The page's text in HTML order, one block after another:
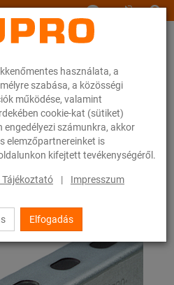
használata, a
szabása, a közösségi
működése, valamint
cookie-kat (sütiket)
engedélyezi számunkra, akkor
elemzőpartnereinket is
kifejtett tevékenységéről.
Tájékoztató | Impresszum
Elfogadás
Szerelősínek MPC-zárósapkák
20 / 133